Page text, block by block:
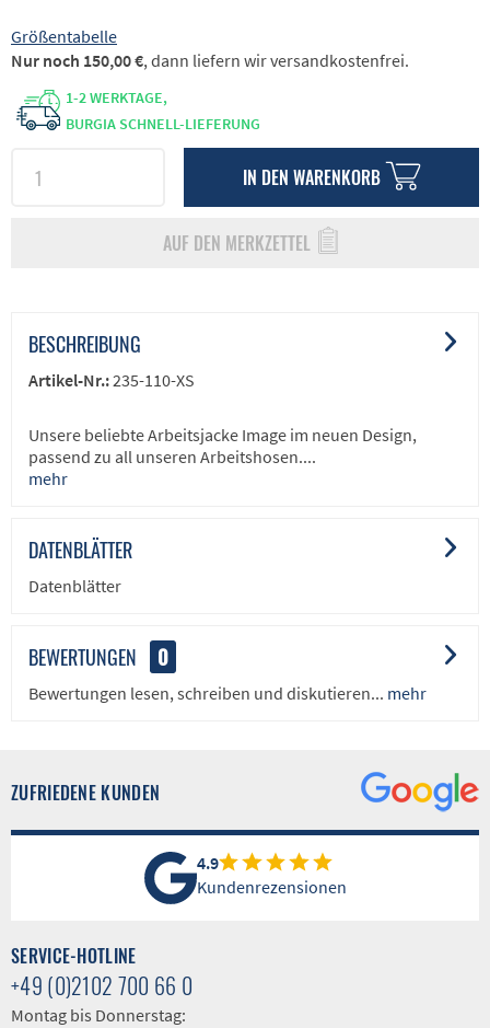
Größentabelle
1-2 WERKTAGE,
BURGIA SCHNELL-LIEFERUNG
IN DEN WARENKORB
AUF DEN MERKZETTEL
Nur noch 150,00 €, dann liefern wir versandkostenfrei.
BESCHREIBUNG
Artikel-Nr.:235-110-XS
Unsere beliebte Arbeitsjacke Image im neuen Design,
passend zu all unseren Arbeitshosen....
mehr
DATENBLÄTTER
Datenblätter
BEWERTUNGEN 0
Bewertungen lesen, schreiben und diskutieren... mehr
ZUFRIEDENE KUNDEN
4.9
Kundenrezensionen
SERVICE-HOTLINE
+49 (0)2102 700 66 0
Montag bis Donnerstag: